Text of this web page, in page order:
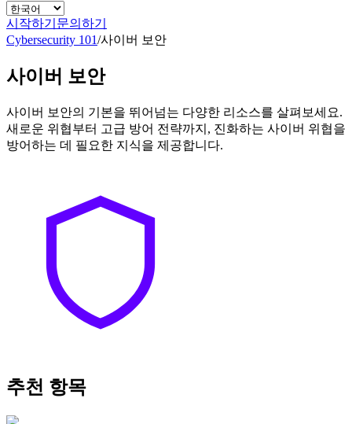
시작하기 문의하기
Cybersecurity 101/사이버 보안
사이버 보안
사이버 보안의 기본을 뛰어넘는 다양한 리소스를 살펴보세요.
새로운 위협부터 고급 방어 전략까지, 진화하는 사이버 위협을
방어하는 데 필요한 지식을 제공합니다.
추천 항목